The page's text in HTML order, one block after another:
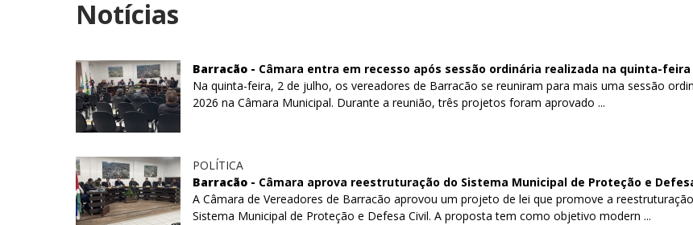
Notícias
Barracão - Câmara entra em recesso após sessão ordinária realizada na quinta-feira
Na quinta-feira, 2 de julho, os vereadores de Barracão se reuniram para mais uma sessão
2026 na Câmara Municipal. Durante a reunião, três projetos foram aprovado ...
POLÍTICA
Barracão - Câmara aprova reestruturação do Sistema Municipal de Proteção e
A Câmara de Vereadores de Barracão aprovou um projeto de lei que promove a
Sistema Municipal de Proteção e Defesa Civil. A proposta tem como objetivo modern ...